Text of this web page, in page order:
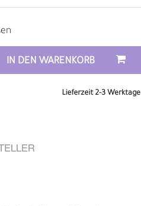
IN DEN WARENKORB
Lieferzeit 2-3 Werktage